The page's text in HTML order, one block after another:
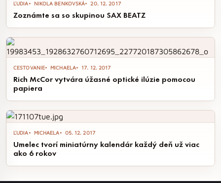
ĽUDIA NIKOLA BENKOVSKÁ 20. 12. 2017
Zoznámte sa so skupinou SAX BEATZ
CESTOVANIE MICHAELA 17. 12. 2017
Rich McCor vytvára úžasné optické ilúzie pomocou
papiera
ĽUDIA MICHAELA 05. 12. 2017
Umelec tvorí miniatúrny kalendár každý deň už viac
ako 6 rokov